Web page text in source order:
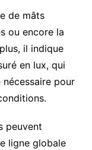
de mâts
ou encore la
il indique
en lux, qui
pour
peuvent
ligne globale